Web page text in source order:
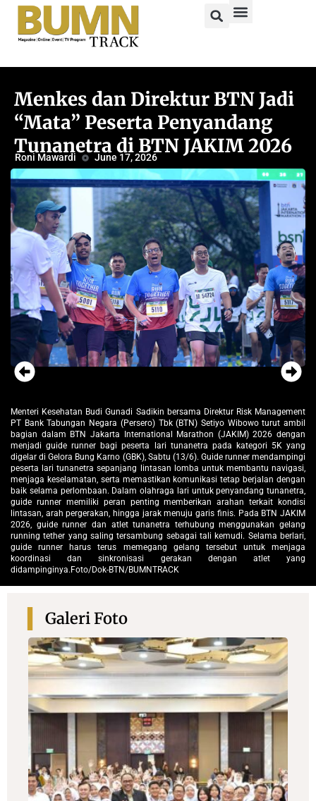
Menkes dan Direktur BTN Jadi
“Mata” Peserta Penyandang
Tunanetra di BTN JAKIM 2026
Roni Mawardi June 17, 2026
Risk Management
Wibowo turut ambil
(JAKIM) 2026 dengan
kategori 5K yang
runner mendampingi
membantu navigasi,
tetap berjalan dengan
penyandang tunanetra,
arahan terkait kondisi
finis. Pada BTN JAKIM
menggunakan gelang
kemudi. Selama berlari,
untuk menjaga
atlet yang
Menteri Kesehatan Budi Gunadi Sadikin bersama
PT Bank Tabungan Negara (Persero) Tbk (BTN)
bagian dalam BTN Jakarta International Marathon
menjadi guide runner bagi peserta lari tunanetra
digelar di Gelora Bung Karno (GBK), Sabtu (13/6). Guide
peserta lari tunanetra sepanjang lintasan lomba untuk
menjaga keselamatan, serta memastikan komunikasi
baik selama perlombaan. Dalam olahraga lari untuk
guide runner memiliki peran penting memberikan
lintasan, arah pergerakan, hingga jarak menuju garis
2026, guide runner dan atlet tunanetra terhubung
running tether yang saling tersambung sebagai tali
guide runner harus terus memegang gelang
koordinasi dan sinkronisasi gerakan
didampinginya.Foto/Dok-BTN/BUMNTRACK
Galeri Foto